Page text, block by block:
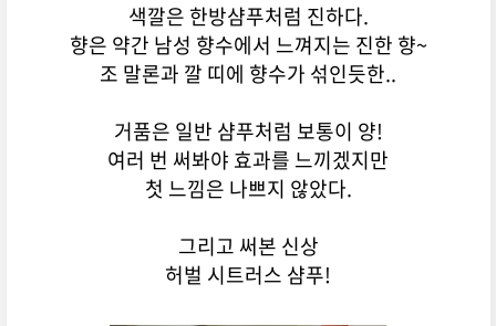
색깔은 한방샴푸처럼 진하다.
향은 약간 남성 향수에서 느껴지는 진한 향~
조 말론과 깔 띠에 향수가 섞인듯한..
거품은 일반 샴푸처럼 보통이 양!
여러 번 써봐야 효과를 느끼겠지만
첫 느낌은 나쁘지 않았다.
그리고 써본 신상
허벌 시트러스 샴푸!